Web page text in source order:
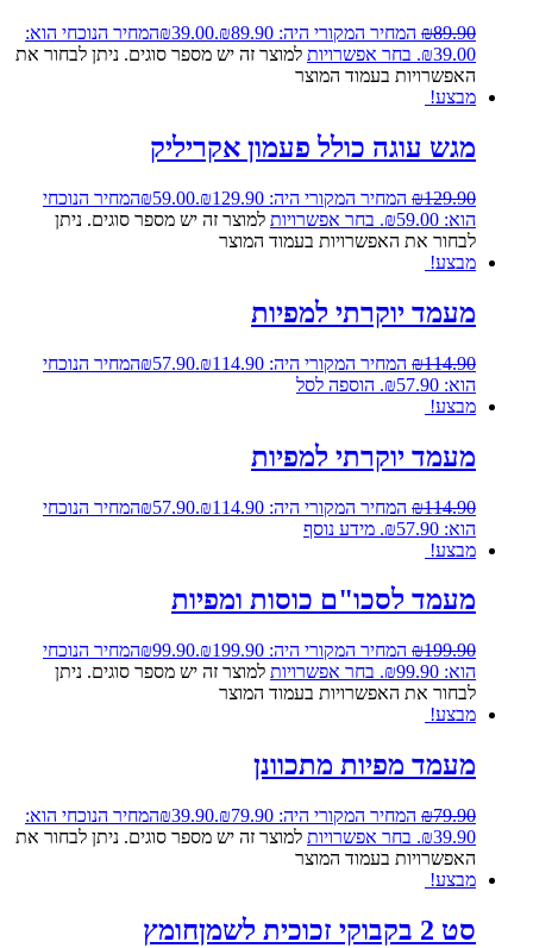
₪89.90 המחיר המקורי היה: ₪89.90. ₪39.00
המחיר הנוכחי הוא:
₪39.00. בחר אפשרויות למוצר זה יש מספר סוגים. ניתן לבחור את
האפשרויות בעמוד המוצר
מבצע!
מגש עוגה כולל פעמון אקריליק
₪129.90 המחיר המקורי היה: ₪129.90. ₪59.00
המחיר הנוכחי
הוא: ₪59.00.
בחר אפשרויות למוצר זה יש מספר סוגים. ניתן
לבחור את האפשרויות בעמוד המוצר
מבצע!
מעמד יוקרתי למפיות
₪114.90 המחיר המקורי היה: ₪114.90. ₪57.90
המחיר הנוכחי
הוא: ₪57.90.
הוספה לסל
מבצע!
מעמד יוקרתי למפיות
₪114.90 המחיר המקורי היה: ₪114.90. ₪57.90
המחיר הנוכחי
הוא: ₪57.90.
מידע נוסף
מבצע!
מעמד לסכו"ם כוסות ומפיות
₪199.90 המחיר המקורי היה: ₪199.90. ₪99.90
המחיר הנוכחי
הוא: ₪99.90.
בחר אפשרויות למוצר זה יש מספר סוגים. ניתן
לבחור את האפשרויות בעמוד המוצר
מבצע!
מעמד מפיות מתכוונן
₪79.90 המחיר המקורי היה: ₪79.90. ₪39.90
המחיר הנוכחי הוא:
₪39.90. בחר אפשרויות למוצר זה יש מספר סוגים. ניתן לבחור את
האפשרויות בעמוד המוצר
מבצע!
סט 2 בקבוקי זכוכית לשמןחומץ